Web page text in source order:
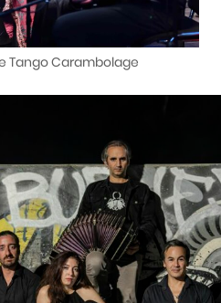
Tango Carambolage